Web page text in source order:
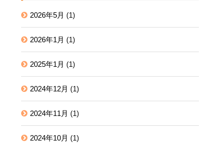
2026年5月 (1)
2026年1月 (1)
2025年1月 (1)
2024年12月 (1)
2024年11月 (1)
2024年10月 (1)